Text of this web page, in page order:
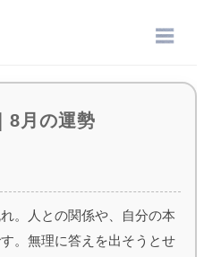
8月の運勢
。人との関係や、自分の本
。無理に答えを出そうとせ